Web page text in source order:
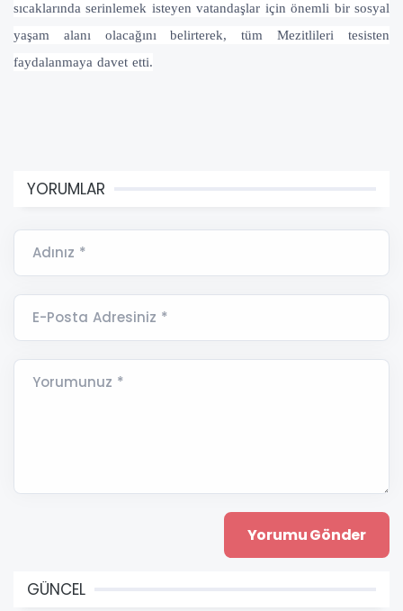
sıcaklarında serinlemek isteyen vatandaşlar için önemli bir sosyal
yaşam alanı olacağını belirterek, tüm Mezitlileri tesisten
faydalanmaya davet etti.
YORUMLAR
Adınız *
E-Posta Adresiniz *
Yorumunuz *
GÜNCEL